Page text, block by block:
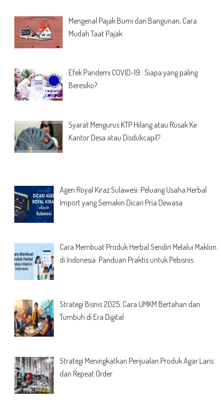
Mengenal Pajak Bumi dan Bangunan, Cara
Mudah Taat Pajak
Efek Pandemi COVID-19 : Siapa yang paling
Beresiko?
Syarat Mengurus KTP Hilang atau Rusak Ke
Kantor Desa atau Disdukcapil?
Agen Royal Kiraz Sulawesi: Peluang Usaha Herbal
Import yang Semakin Dicari Pria Dewasa
Cara Membuat Produk Herbal Sendiri Melalui Maklon
di Indonesia: Panduan Praktis untuk Pebisnis
Strategi Bisnis 2025: Cara UMKM Bertahan dan
Tumbuh di Era Digital
Strategi Meningkatkan Penjualan Produk Agar Laris
dan Repeat Order